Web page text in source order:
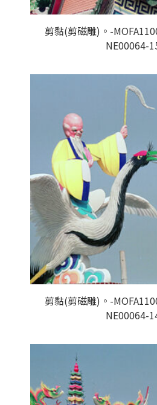
剪黏(剪磁雕)。-
NE00064-
剪黏(剪磁雕)。-
NE00064-